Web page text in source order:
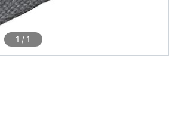
1 / 1